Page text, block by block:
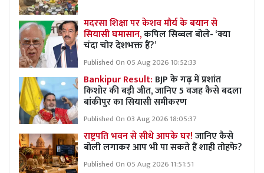
मदरसा शिक्षा पर केशव मौर्य के बयान से
सियासी घमासान,कपिल सिब्बल बोले- ‘क्या
चंदा चोर देशभक्त हैं?’
Published On 05 Aug 2026 10:52:33
Bankipur Result: BJP के गढ़ में प्रशांत
किशोर की बड़ी जीत, जानिए 5 वजह कैसे बदला
बांकीपुर का सियासी समीकरण
Published On 03 Aug 2026 18:05:37
राष्ट्रपति भवन से सीधे आपके घर!जानिए कैसे
बोली लगाकर आप भी पा सकते हैं शाही तोहफे?
Published On 05 Aug 2026 11:51:51